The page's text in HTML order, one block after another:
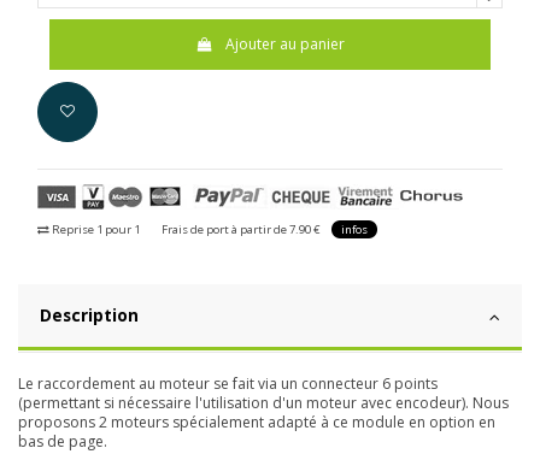
Ajouter au panier
Reprise 1 pour 1 Frais de port à partir de 7.90 € infos
Description
Le raccordement au moteur se fait via un connecteur 6 points
(permettant si nécessaire l'utilisation d'un moteur avec encodeur). Nous
proposons 2 moteurs spécialement adapté à ce module en option en
bas de page.